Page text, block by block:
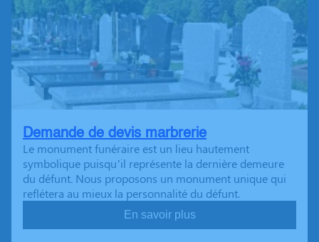
Demande de devis marbrerie
Le monument funéraire est un lieu hautement
symbolique puisqu’il représente la dernière demeure
du défunt. Nous proposons un monument unique qui
reflétera au mieux la personnalité du défunt.
En savoir plus